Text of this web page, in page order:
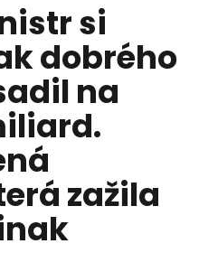
si
dobrého
na
zažila